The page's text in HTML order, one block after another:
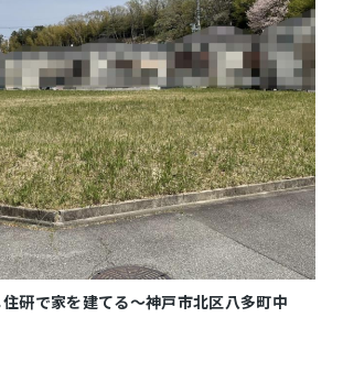
住研で家を建てる～神戸市北区八多町中